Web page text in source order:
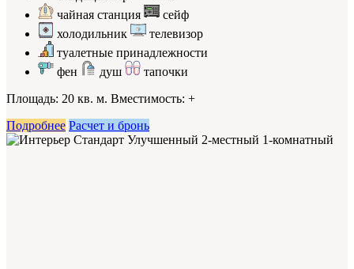
чайная станция
сейф
холодильник
телевизор
туалетные принадлежности
фен
душ
тапочки
Площадь: 20 кв. м. Вместимость: +
Подробнее Расчет и бронь